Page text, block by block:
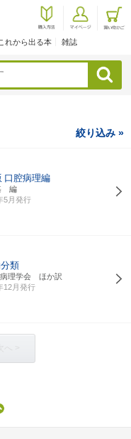
れから出る本 雑誌
検索
絞り込み »
口腔病理編
編
5月発行
類
理学会 ほか訳
12月発行